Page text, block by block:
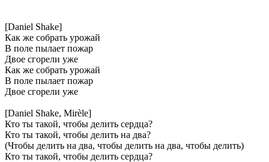
[Daniel Shake]
Как же собрать урожай
В поле пылает пожар
Двое сгорели уже
Как же собрать урожай
В поле пылает пожар
Двое сгорели уже
[Daniel Shake, Mirèle]
Кто ты такой, чтобы делить сердца?
Кто ты такой, чтобы делить на два?
(Чтобы делить на два, чтобы делить на два, чтобы делить)
Кто ты такой, чтобы делить сердца?